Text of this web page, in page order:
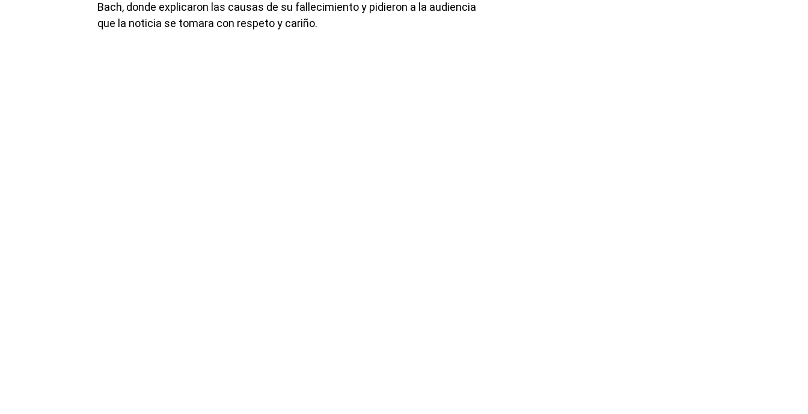
Bach, donde explicaron las causas de su fallecimiento y pidieron a la audiencia
que la noticia se tomara con respeto y cariño.